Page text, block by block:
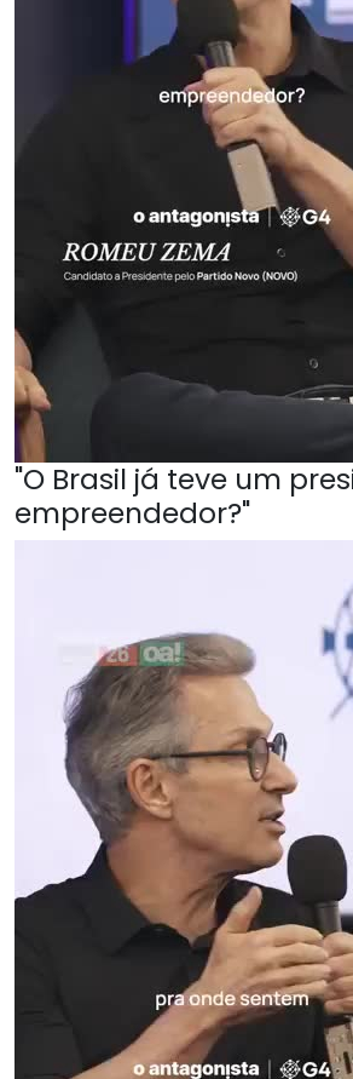
"O Brasil já teve um
empreendedor?"